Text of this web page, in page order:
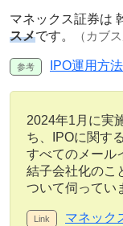
マネックス証券は
スメです。 （カブ
IPO運用方
2024年1月に実
ち、IPOに関す
すべてのメール
結子会社化のこ
ついて伺ってい
マネック